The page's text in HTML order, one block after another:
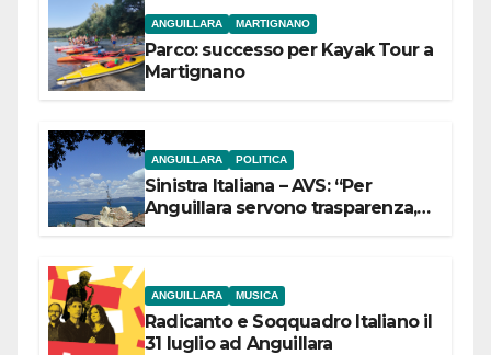
ANGUILLARA MARTIGNANO
Parco: successo per Kayak Tour a
Martignano
ANGUILLARA POLITICA
Sinistra Italiana – AVS: “Per
Anguillara servono trasparenza,
ANGUILLARA MUSICA
Radicanto e Soqquadro Italiano il
31 luglio ad Anguillara